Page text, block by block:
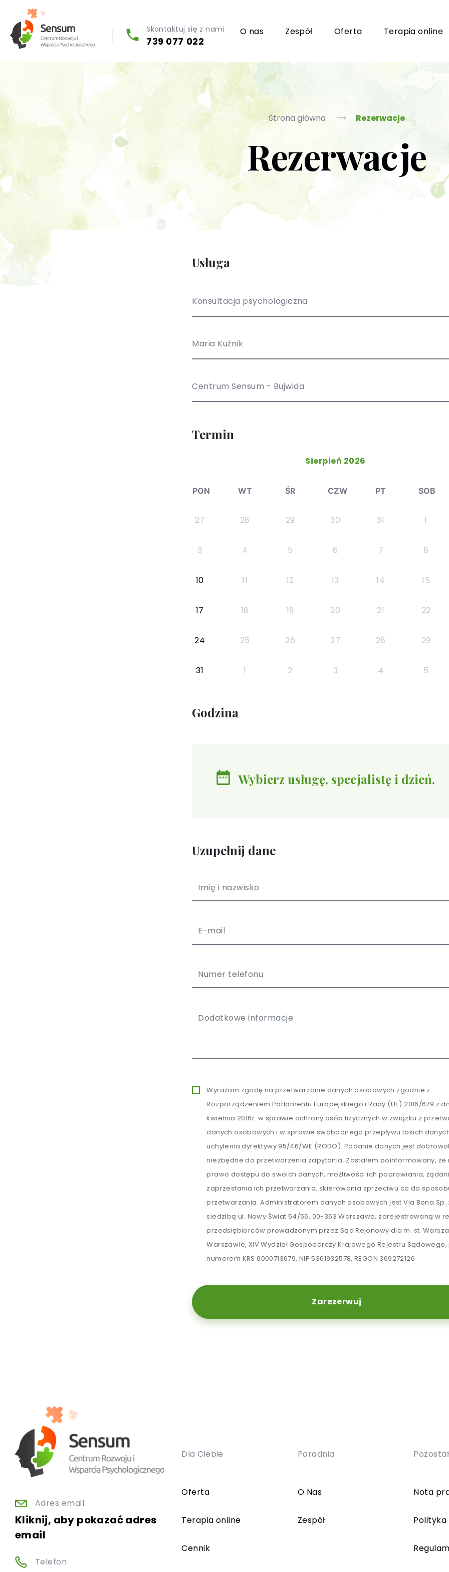
Skontaktuj się z nami
739 077 022
O nas Zespół Oferta Terapia online
Diagnoza psychologiczna (testy psychologiczne)
Konsultacja biegłego psychologa
Psychoterapia indywidualna (PL / EN)
Wsparcie dla firm
Grupy wsparcia i TUSy dla osób dorosłych
Poradnictwo seksuologiczne
Psychoterapia par i małżeństwa
Terapia uzależnień (PL / EN)
Strona główna Rezerwacje
Rezerwacje
Usługa
Konsultacja psychologiczna
Maria Kuźnik
Centrum Sensum - Bujwida
Termin
Sierpień 2026
PON WT ŚR CZW PT SOB
27 28 29 30 31 1
3 4 5 6 7 8
10 11 12 13 14 15
17 18 19 20 21 22
24 25 26 27 28 29
31 1 2 3 4 5
Godzina
Wybierz usługę, specjalistę i dzień.
Uzupełnij dane
Wyrażam zgodę na przetwarzanie danych osobowych zgodnie z
Rozporządzeniem Parlamentu Europejskiego i Rady (UE) 2016/679 z
kwietnia 2016r. w sprawie ochrony osób fizycznych w związku z
danych osobowych i w sprawie swobodnego przepływu takich
uchylenia dyrektywy 95/46/WE (RODO). Podanie danych jest
niezbędne do przetworzenia zapytania. Zostałem poinformowany, że
prawo dostępu do swoich danych, możliwości ich poprawiania,
zaprzestania ich przetwarzania, skierowania sprzeciwu co do
przetwarzania. Administratorem danych osobowych jest Via Bona Sp.
siedzibą ul. Nowy Świat 54/56, 00-363 Warszawa, zarejestrowaną w
przedsiębiorców prowadzonym przez Sąd Rejonowy dla m. st.
Warszawie, XIV Wydział Gospodarczy Krajowego Rejestru
numerem KRS 0000713679, NIP 5361932578, REGON 369272126
Zarezerwuj
Adres email
Kliknij, aby pokazać adres
email
Telefon
Dla Ciebie
Oferta
Terapia online
Cennik
Poradnia
O Nas
Zespół
Nota